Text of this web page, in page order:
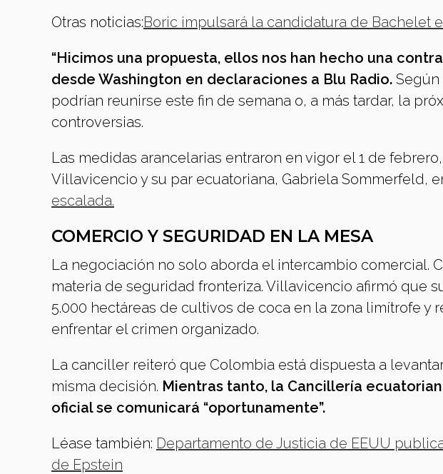
Otras noticias:Boric impulsará la candidatura de Bachelet
“Hicimos una propuesta, ellos nos han hecho una
desde Washington en declaraciones a Blu Radio.
podrían reunirse este fin de semana o, a más tardar, la
controversias.
Las medidas arancelarias entraron en vigor el 1 de
Villavicencio y su par ecuatoriana, Gabriela Sommerfeld,
escalada.
COMERCIO Y SEGURIDAD EN LA MESA
La negociación no solo aborda el intercambio comercial.
materia de seguridad fronteriza. Villavicencio afirmó que
5.000 hectáreas de cultivos de coca en la zona limítrofe y
enfrentar el crimen organizado.
La canciller reiteró que Colombia está dispuesta a
misma decisión. Mientras tanto, la Cancillería
oficial se comunicará “oportunamente”.
Léase también: Departamento de Justicia de EEUU
de Epstein